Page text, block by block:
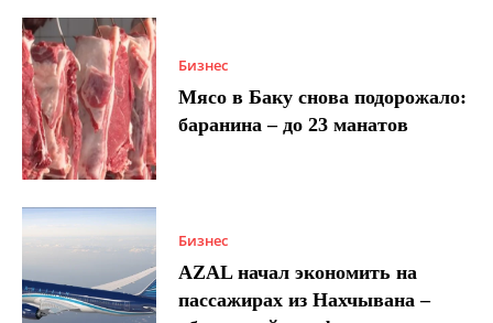
Бизнес
Мясо в Баку снова подорожало:
баранина – до 23 манатов
Бизнес
AZAL начал экономить на
пассажирах из Нахчывана –